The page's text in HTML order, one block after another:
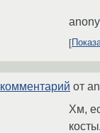
комментарий от
Хм,